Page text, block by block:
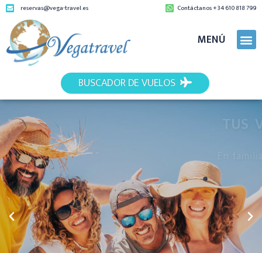
reservas@vega-travel.es Contáctanos +34 610 818 799
MENÚ
BUSCADOR DE VUELOS
TUS VACACIONES SOÑADAS, AL
MEJOR PRECIO
En familia, con amigos, en pareja... ¡Disfruta con
quién tú quieras!
Descubre las ofertas